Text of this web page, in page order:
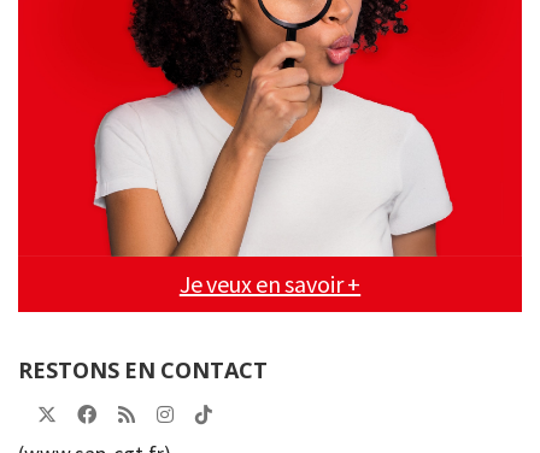
Je veux en savoir +
RESTONS EN CONTACT